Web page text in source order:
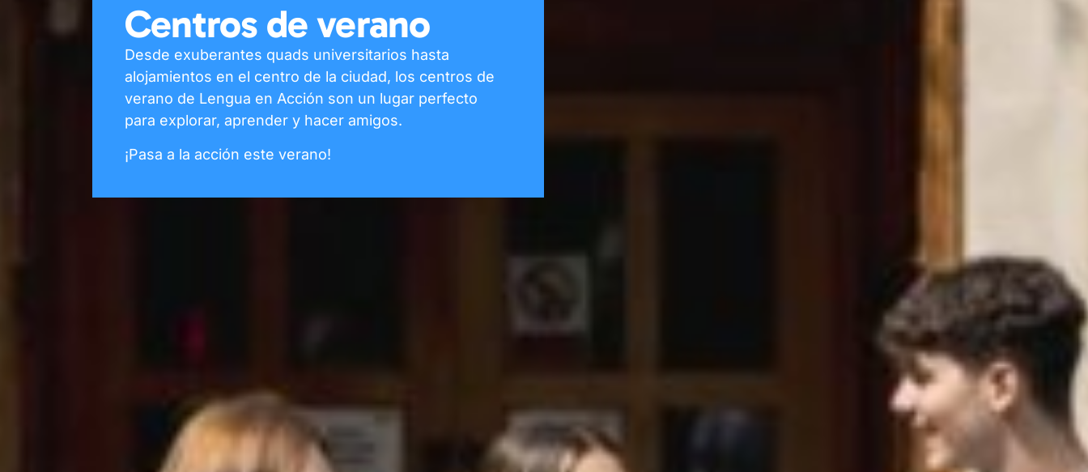
Centros de verano
Desde exuberantes quads universitarios hasta
alojamientos en el centro de la ciudad, los centros de
verano de Lengua en Acción son un lugar perfecto
para explorar, aprender y hacer amigos.
¡Pasa a la acción este verano!